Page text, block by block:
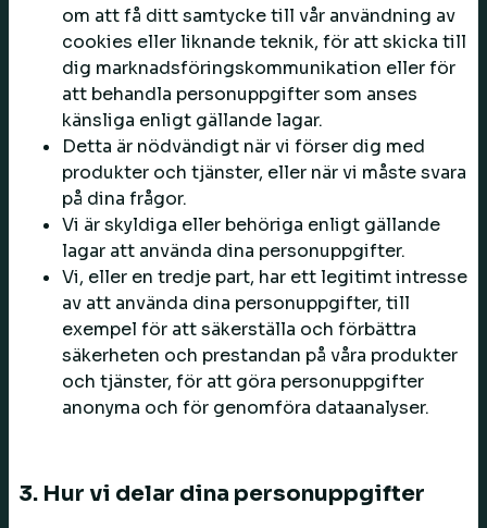
om att få ditt samtycke till vår användning av
cookies eller liknande teknik, för att skicka till
dig marknadsföringskommunikation eller för
att behandla personuppgifter som anses
känsliga enligt gällande lagar.
Detta är nödvändigt när vi förser dig med
produkter och tjänster, eller när vi måste svara
på dina frågor.
Vi är skyldiga eller behöriga enligt gällande
lagar att använda dina personuppgifter.
Vi, eller en tredje part, har ett legitimt intresse
av att använda dina personuppgifter, till
exempel för att säkerställa och förbättra
säkerheten och prestandan på våra produkter
och tjänster, för att göra personuppgifter
anonyma och för genomföra dataanalyser.
3. Hur vi delar dina personuppgifter